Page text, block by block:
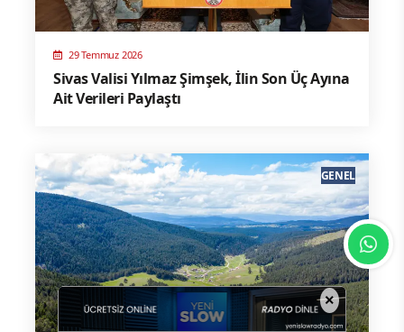
29 Temmuz 2026
Sivas Valisi Yılmaz Şimşek, İlin Son Üç Ayına
Ait Verileri Paylaştı
GENEL
×